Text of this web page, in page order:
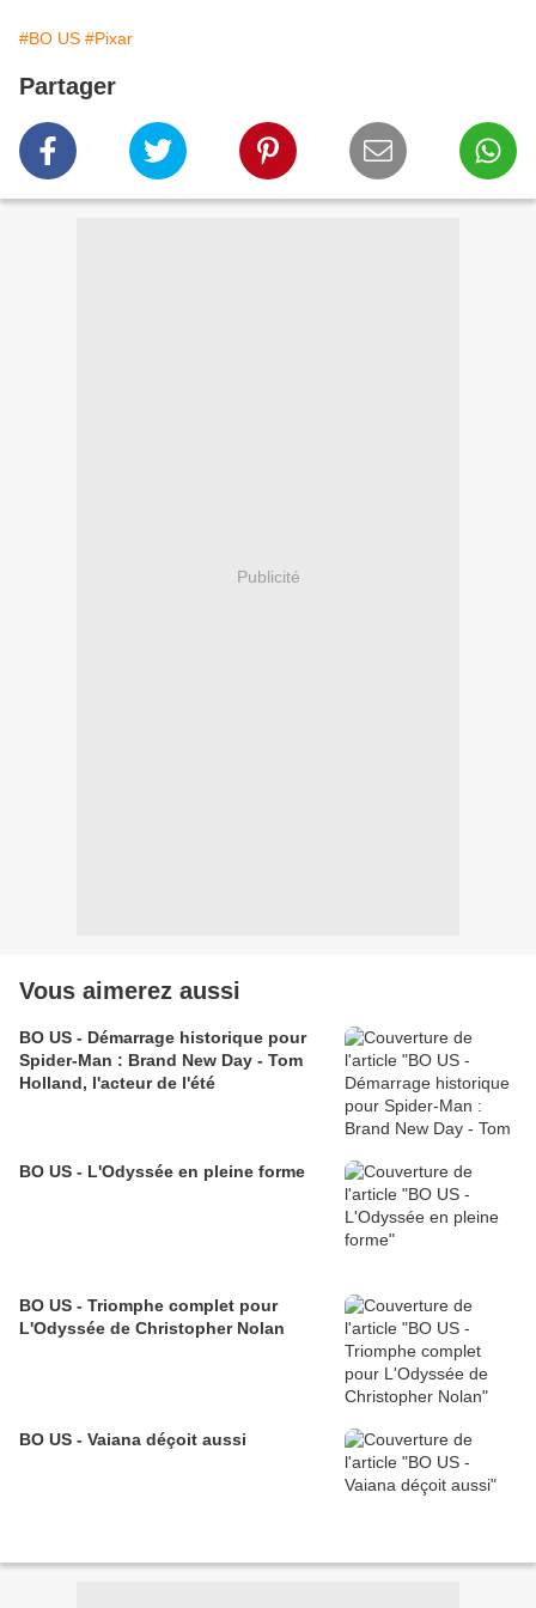
#BO US #Pixar
Partager
Publicité
Vous aimerez aussi
BO US - Démarrage historique pour
Spider-Man : Brand New Day - Tom
Holland, l'acteur de l'été
BO US - L'Odyssée en pleine forme
BO US - Triomphe complet pour
L'Odyssée de Christopher Nolan
BO US - Vaiana déçoit aussi